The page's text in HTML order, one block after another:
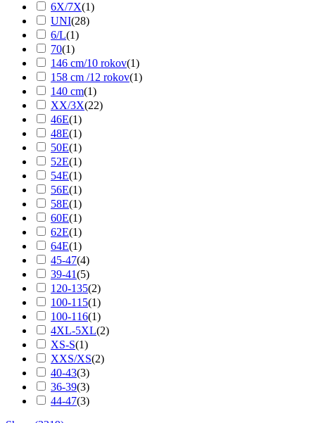
6X/7X(1)
UNI(28)
6/L(1)
70(1)
146 cm/10 rokov(1)
158 cm /12 rokov(1)
140 cm(1)
XX/3X(22)
46E(1)
48E(1)
50E(1)
52E(1)
54E(1)
56E(1)
58E(1)
60E(1)
62E(1)
64E(1)
45-47(4)
39-41(5)
120-135(2)
100-115(1)
100-116(1)
4XL-5XL(2)
XS-S(1)
XXS/XS(2)
40-43(3)
36-39(3)
44-47(3)